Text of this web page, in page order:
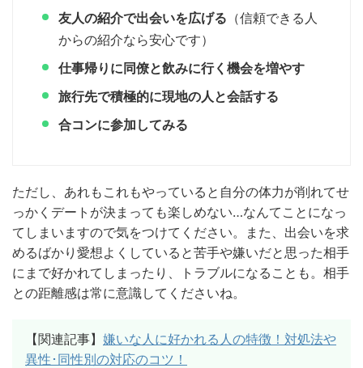
友人の紹介で出会いを広げる （信頼できる人
からの紹介なら安心です）
仕事帰りに同僚と飲みに行く機会を増やす
旅行先で積極的に現地の人と会話する
合コンに参加してみる
ただし、あれもこれもやっていると自分の体力が削れてせ
っかくデートが決まっても楽しめない…なんてことになっ
てしまいますので気をつけてください。また、出会いを求
めるばかり愛想よくしていると苦手や嫌いだと思った相手
にまで好かれてしまったり、トラブルになることも。相手
との距離感は常に意識してくださいね。
【関連記事】 嫌いな人に好かれる人の特徴！対処法や
異性･同性別の対応のコツ！